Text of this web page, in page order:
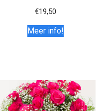
€19,50
Meer info!